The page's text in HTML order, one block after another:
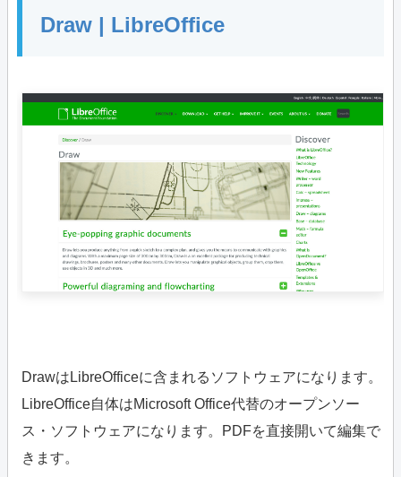
Draw | LibreOffice
DrawはLibreOfficeに含まれるソフトウェアになります。
LibreOffice自体はMicrosoft Office代替のオープンソー
ス・ソフトウェアになります。PDFを直接開いて編集で
きます。